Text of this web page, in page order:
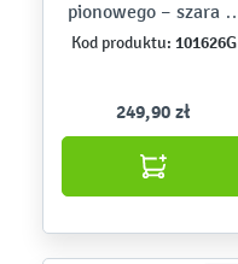
pionowego – szara w
gwiazdki
Kod produktu: 101626G
249,90 zł